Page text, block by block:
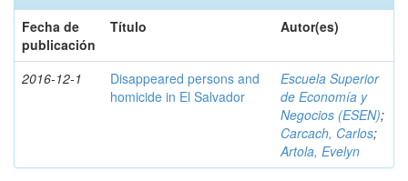
Fecha de
publicación
Título Autor(es)
2016-12-1
Disappeared persons and
homicide in El Salvador
Escuela Superior
de Economía y
Negocios (ESEN);
Carcach, Carlos;
Artola, Evelyn